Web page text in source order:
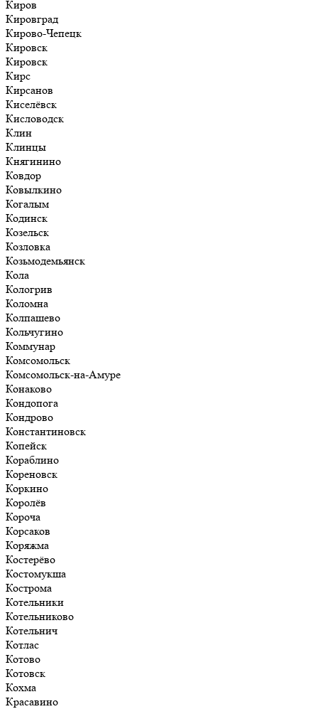
Киров
Кировград
Кирово-Чепецк
Кировск
Кировск
Кирс
Кирсанов
Киселёвск
Кисловодск
Клин
Клинцы
Княгинино
Ковдор
Ковылкино
Когалым
Кодинск
Козельск
Козловка
Козьмодемьянск
Кола
Кологрив
Коломна
Колпашево
Кольчугино
Коммунар
Комсомольск
Комсомольск-на-Амуре
Конаково
Кондопога
Кондрово
Константиновск
Копейск
Кораблино
Кореновск
Коркино
Королёв
Короча
Корсаков
Коряжма
Костерёво
Костомукша
Кострома
Котельники
Котельниково
Котельнич
Котлас
Котово
Котовск
Кохма
Красавино